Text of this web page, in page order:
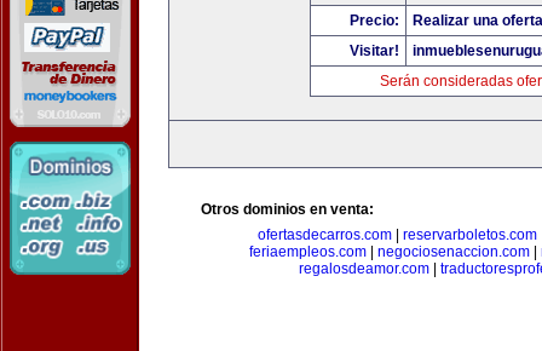
Precio:
Realizar una
Visitar!
Serán consideradas
Otros dominios en venta:
ofertasdecarros.com| reservarboletos.com
feriaempleos.com
negociosenaccion.com
regalosdeamor.com